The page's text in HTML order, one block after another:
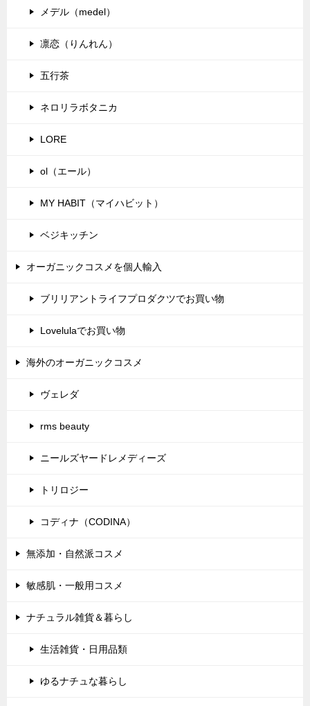
メデル（medel）
凛恋（りんれん）
五行茶
ネロリラボタニカ
LORE
ol（エール）
MY HABIT（マイハビット）
ベジキッチン
オーガニックコスメを個人輸入
ブリリアントライフプロダクツでお買い物
Lovelulaでお買い物
海外のオーガニックコスメ
ヴェレダ
rms beauty
ニールズヤードレメディーズ
トリロジー
コディナ（CODINA）
無添加・自然派コスメ
敏感肌・一般用コスメ
ナチュラル雑貨＆暮らし
生活雑貨・日用品類
ゆるナチュな暮らし